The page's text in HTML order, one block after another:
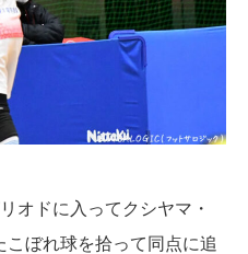
オドに入ってクシヤマ・
ぼれ球を拾って同点に追